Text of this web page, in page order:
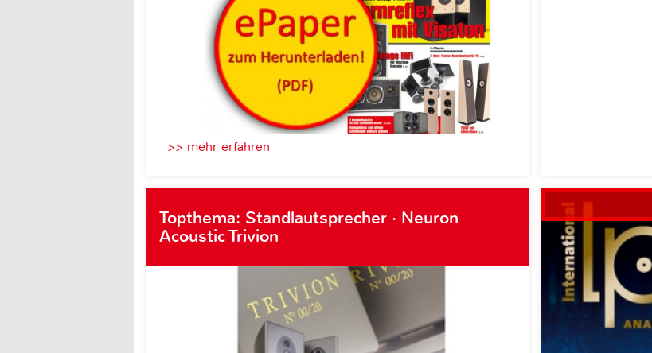
>> mehr erfahren
Topthema: Standlautsprecher · Neuron
Acoustic Trivion